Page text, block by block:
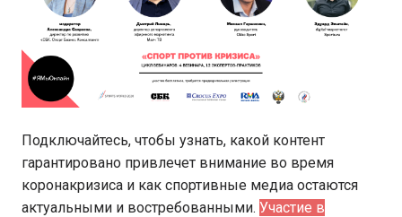
Подключайтесь, чтобы узнать, какой контент
гарантировано привлечет внимание во время
коронакризиса и как спортивные медиа остаются
актуальными и востребованными. Участие в